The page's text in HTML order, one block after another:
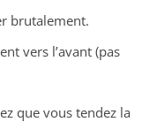
brutalement.
vers l’avant (pas
que vous tendez la